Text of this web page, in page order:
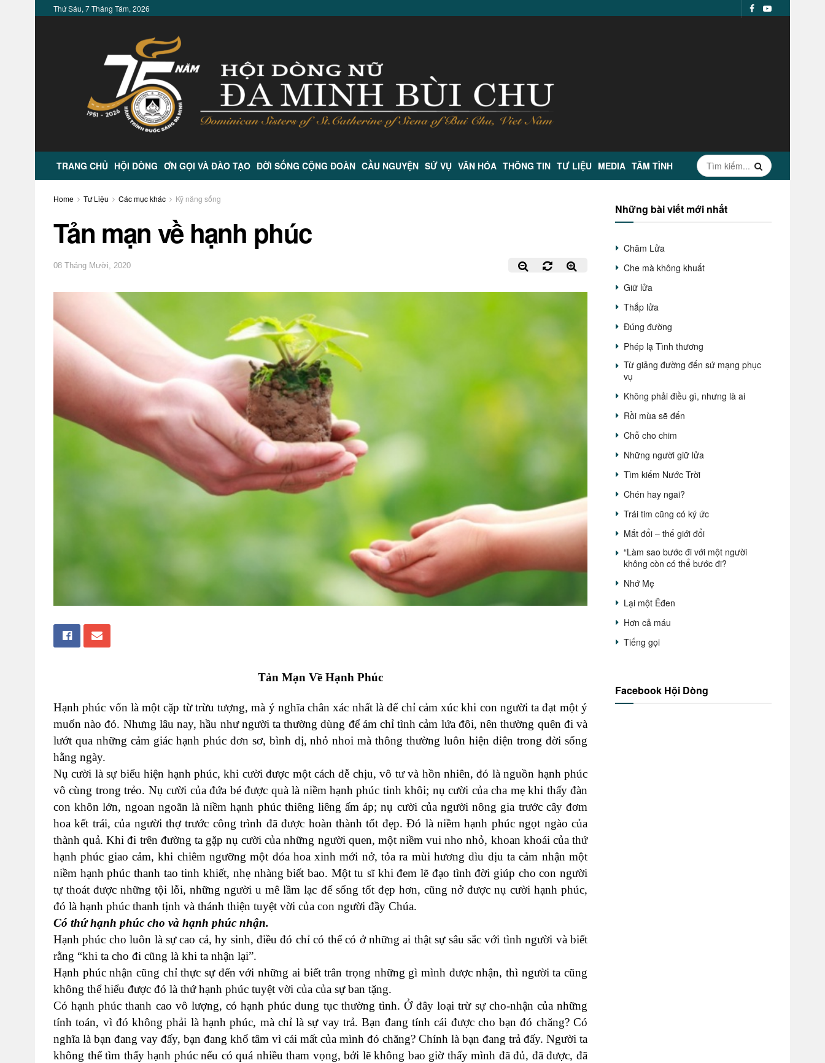
Thứ Sáu, 7 Tháng Tám, 2026
TRANG CHỦ HỘI DÒNG ƠN GỌI VÀ ĐÀO TẠO ĐỜI SỐNG CỘNG ĐOÀN CẦU NGUYỆN SỨ VỤ VĂN HÓA THÔNG TIN TƯ LIỆU MEDIA TÂM TÌNH
Home Tư Liệu Các mục khác Kỹ năng sống
Tản mạn về hạnh phúc
08 Tháng Mười, 2020
Tản Mạn Về Hạnh Phúc
Hạnh phúc vốn là một cặp từ trừu tượng, mà ý nghĩa chân xác nhất là để chỉ cảm xúc khi con người ta đạt một ý
muốn nào đó. Nhưng lâu nay, hầu như người ta thường dùng để ám chỉ tình cảm lứa đôi, nên thường quên đi và
lướt qua những cảm giác hạnh phúc đơn sơ, bình dị, nhỏ nhoi mà thông thường luôn hiện diện trong đời sống
hằng ngày.
Nụ cười là sự biểu hiện hạnh phúc, khi cười được một cách dễ chịu, vô tư và hồn nhiên, đó là nguồn hạnh phúc
vô cùng trong trẻo. Nụ cười của đứa bé được quà là niềm hạnh phúc tinh khôi; nụ cười của cha mẹ khi thấy đàn
con khôn lớn, ngoan ngoãn là niềm hạnh phúc thiêng liêng ấm áp; nụ cười của người nông gia trước cây đơm
hoa kết trái, của người thợ trước công trình đã được hoàn thành tốt đẹp. Đó là niềm hạnh phúc ngọt ngào của
thành quả. Khi đi trên đường ta gặp nụ cười của những người quen, một niềm vui nho nhỏ, khoan khoái của thứ
hạnh phúc giao cảm, khi chiêm ngưỡng một đóa hoa xinh mới nở, tỏa ra mùi hương dìu dịu ta cảm nhận một
niềm hạnh phúc thanh tao tinh khiết, nhẹ nhàng biết bao. Một tu sĩ khi đem lẽ đạo tình đời giúp cho con người
tự thoát được những tội lỗi, những người u mê lầm lạc để sống tốt đẹp hơn, cũng nở được nụ cười hạnh phúc,
đó là hạnh phúc thanh tịnh và thánh thiện tuyệt vời của con người đầy Chúa.
Có thứ hạnh phúc cho và hạnh phúc nhận.
Hạnh phúc cho luôn là sự cao cả, hy sinh, điều đó chỉ có thể có ở những ai thật sự sâu sắc với tình người và biết
rằng “khi ta cho đi cũng là khi ta nhận lại”.
Hạnh phúc nhận cũng chỉ thực sự đến với những ai biết trân trọng những gì mình được nhận, thì người ta cũng
không thể hiểu được đó là thứ hạnh phúc tuyệt vời của của sự ban tặng.
Có hạnh phúc thanh cao vô lượng, có hạnh phúc dung tục thường tình. Ở đây loại trừ sự cho-nhận của những
tính toán, vì đó không phải là hạnh phúc, mà chỉ là sự vay trả. Bạn đang tính cái được cho bạn đó chăng? Có
nghĩa là bạn đang vay đấy, bạn đang khổ tâm vì cái mất của mình đó chăng? Chính là bạn đang trả đấy. Người ta
không thể tìm thấy hạnh phúc nếu có quá nhiều tham vọng, bởi lẽ không bao giờ thấy mình đã đủ, đã được, đã
Những bài viết mới nhất
Chăm Lửa
Che mà không khuất
Giữ lửa
Thắp lửa
Đúng đường
Phép lạ Tình thương
Từ giảng đường đến sứ mạng phục
vụ
Không phải điều gì, nhưng là ai
Rồi mùa sẽ đến
Chỗ cho chim
Những người giữ lửa
Tìm kiếm Nước Trời
Chén hay ngai?
Trái tim cũng có ký ức
Mắt đổi – thế giới đổi
“Làm sao bước đi với một người
không còn có thể bước đi?
Nhớ Mẹ
Lại một Êđen
Hơn cả máu
Tiếng gọi
Facebook Hội Dòng